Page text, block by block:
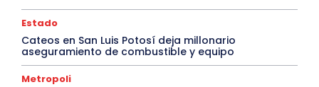
Estado
Cateos en San Luis Potosí deja millonario
aseguramiento de combustible y equipo
Metropoli